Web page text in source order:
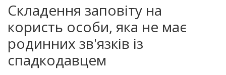
Складення заповіту на
користь особи, яка не має
родинних зв'язків із
спадкодавцем